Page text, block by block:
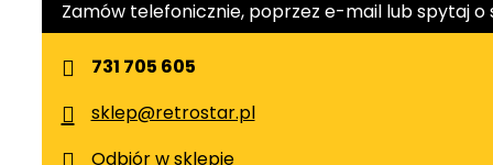
Zamów telefonicznie, poprzez e-mail lub spytaj o
731 705 605
sklep@retrostar.pl
Odbiór w sklepie